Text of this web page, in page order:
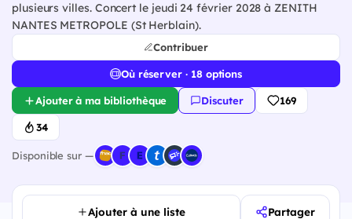
plusieurs villes. Concert le jeudi 24 février 2028 à ZENITH
NANTES METROPOLE (St Herblain).
Contribuer
Où réserver · 18 options
Ajouter à ma bibliothèque Discuter 169
34
Disponible sur —
Ajouter à une liste Partager